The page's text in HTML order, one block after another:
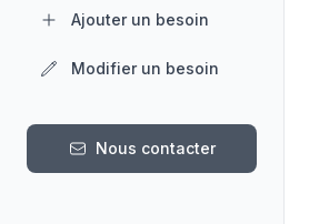
Ajouter un besoin
Modifier un besoin
Nous contacter